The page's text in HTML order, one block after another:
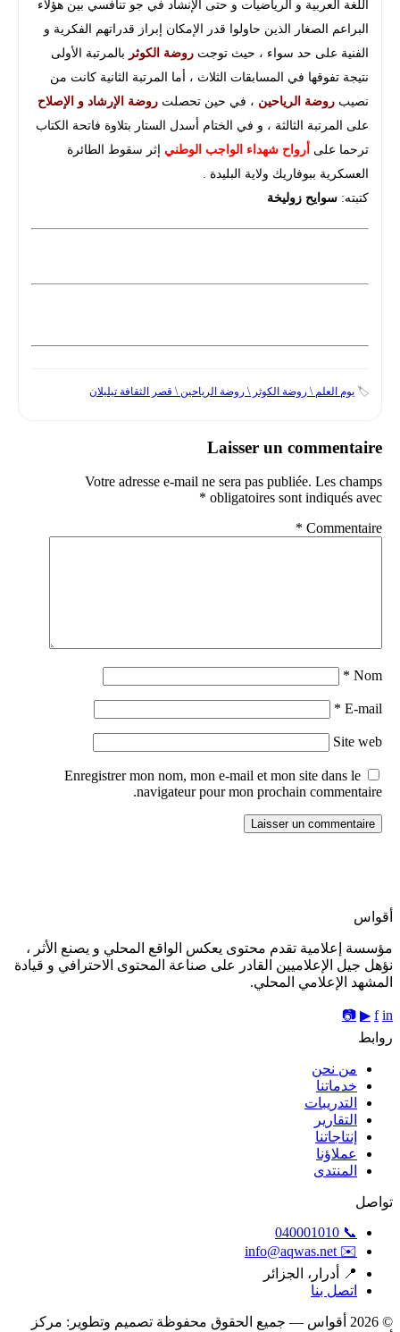
اللغة العربية و الرياضيات و حتى الإنشاد في جو تنافسي بين هؤلاء
البراعم الصغار الذين حاولوا قدر الإمكان إبراز قدراتهم الفكرية و
الفنية على حد سواء ، حيث توجت روضة الكوثر بالمرتبة الأولى
نتيجة تفوقها في المسابقات الثلاث ، أما المرتبة الثانية كانت من
نصيب روضة الرياحين ، في حين تحصلت روضة الإرشاد و الإصلاح
على المرتبة الثالثة ، و في الختام أسدل الستار بتلاوة فاتحة الكتاب
ترحما على أرواح شهداء الواجب الوطني إثر سقوط الطائرة
العسكرية ببوفاريك ولاية البليدة .
كتبته: سوايح زوليخة
🏷️ يوم العلم \ روضة الكوثر \ روضة الرياحين \ قصر الثقافة تيليلان
Laisser un commentaire
Votre adresse e-mail ne sera pas publiée. Les champs
obligatoires sont indiqués avec
*
Commentaire
*
Nom
*
E-mail
*
Site web
Enregistrer mon nom, mon e-mail et mon site dans le
navigateur pour mon prochain commentaire.
أقواس
مؤسسة إعلامية تقدم محتوى يعكس الواقع المحلي و يصنع الأثر ،
نؤهل جيل الإعلاميين القادر على صناعة المحتوى الاحترافي و قيادة
المشهد الإعلامي المحلي.
f in
▶
📷
روابط
من نحن
خدماتنا
التدريبات
التقارير
إنتاجاتنا
عملاؤنا
المنتدى
تواصل
📞 040001010
✉️ info@aqwas.net
📍 أدرار، الجزائر
اتصل بنا
© 2026 أقواس — جميع الحقوق محفوظة تصميم وتطوير: مركز